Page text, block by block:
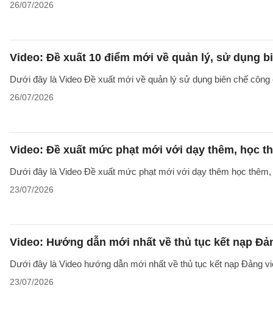
26/07/2026
Video: Đề xuất 10 điểm mới về quản lý, sử dụng
Dưới đây là Video Đề xuất mới về quản lý sử dụng biên chế
26/07/2026
Video: Đề xuất mức phạt mới với dạy thêm, học
Dưới đây là Video Đề xuất mức phạt mới với dạy thêm học thêm,
23/07/2026
Video: Hướng dẫn mới nhất về thủ tục kết nạp
Dưới đây là Video hướng dẫn mới nhất về thủ tục kết nạp Đảng
23/07/2026